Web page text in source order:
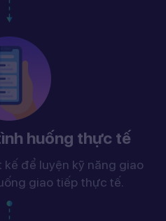
huống thực tế
để luyện kỹ năng giao
giao tiếp thực tế.